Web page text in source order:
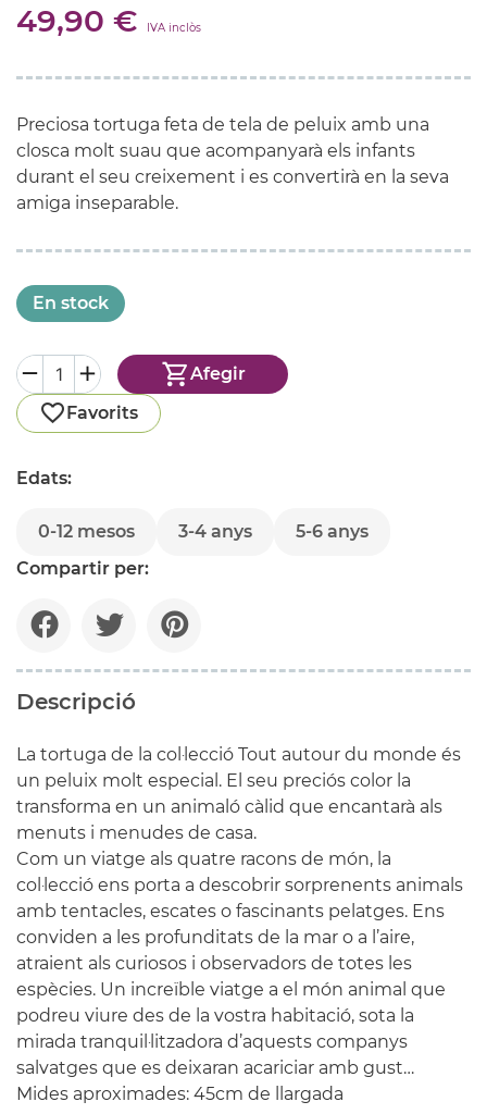
49,90 € IVA inclòs
Preciosa tortuga feta de tela de peluix amb una
closca molt suau que acompanyarà els infants
durant el seu creixement i es convertirà en la seva
amiga inseparable.
En stock
Afegir
Favorits
Edats:
0-12 mesos 3-4 anys
5-6 anys
Compartir per:
Descripció
La tortuga de la col·lecció Tout autour du monde és
un peluix molt especial. El seu preciós color la
transforma en un animaló càlid que encantarà als
menuts i menudes de casa.
Com un viatge als quatre racons de món, la
col·lecció ens porta a descobrir sorprenents animals
amb tentacles, escates o fascinants pelatges. Ens
conviden a les profunditats de la mar o a l’aire,
atraient als curiosos i observadors de totes les
espècies. Un increïble viatge a el món animal que
podreu viure des de la vostra habitació, sota la
mirada tranquil·litzadora d’aquests companys
salvatges que es deixaran acariciar amb gust…
Mides aproximades: 45cm de llargada